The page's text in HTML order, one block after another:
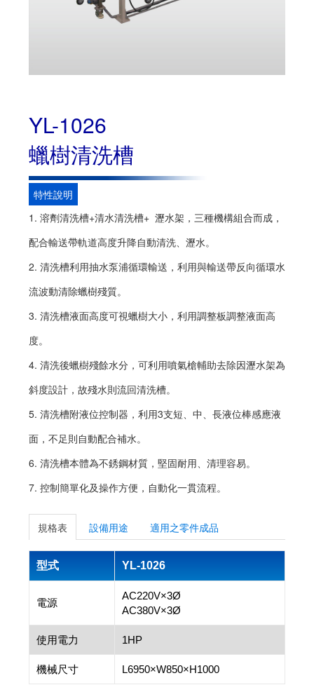
YL-1026
蠟樹清洗槽
特性說明
1. 溶劑清洗槽+清水清洗槽+ 瀝水架，三種機構組合而成，
配合輸送帶軌道高度升降自動清洗、瀝水。
2. 清洗槽利用抽水泵浦循環輸送，利用與輸送帶反向循環水
流波動清除蠟樹殘質。
3. 清洗槽液面高度可視蠟樹大小，利用調整板調整液面高
度。
4. 清洗後蠟樹殘餘水分，可利用噴氣槍輔助去除因瀝水架為
斜度設計，故殘水則流回清洗槽。
5. 清洗槽附液位控制器，利用3支短、中、長液位棒感應液
面，不足則自動配合補水。
6. 清洗槽本體為不銹鋼材質，堅固耐用、清理容易。
7. 控制簡單化及操作方便，自動化一貫流程。
規格表 設備用途 適用之零件成品
型式 YL-1026
電源
AC220V×3Ø
AC380V×3Ø
使用電力 1HP
機械尺寸 L6950×W850×H1000